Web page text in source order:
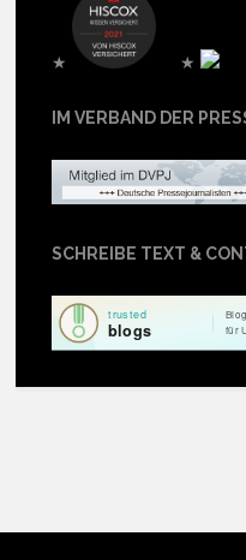
★ ★
IM VERBAND DER
SCHREIBE TEXT &